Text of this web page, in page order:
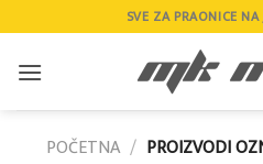
to
content
SVE ZA PRAONICE
POČETNA / PROIZVODI